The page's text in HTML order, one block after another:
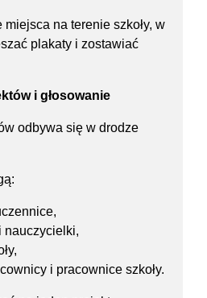
na terenie szkoły, w
plakaty i zostawiać
i głosowanie
odbywa się w drodze
nauczycielki,
i pracownice szkoły.